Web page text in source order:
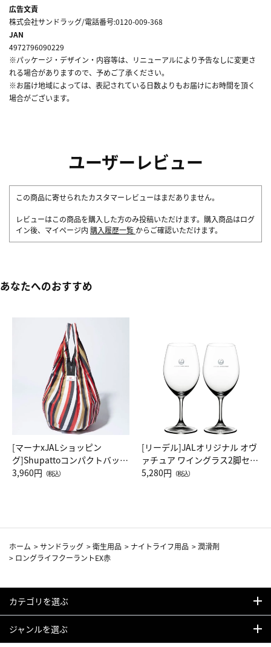
広告文責
株式会社サンドラッグ/電話番号:0120-009-368
JAN
4972796090229
※パッケージ・デザイン・内容等は、リニューアルにより予告なしに変更さ
れる場合がありますので、予めご了承ください。
※お届け地域によっては、表記されている日数よりもお届けにお時間を頂く
場合がございます。
ユーザーレビュー
この商品に寄せられたカスタマーレビューはまだありません。
レビューはこの商品を購入した方のみ投稿いただけます。購入商品はログ
イン後、マイページ内 購入履歴一覧 からご確認いただけます。
あなたへのおすすめ
[マーナxJALショッピン
グ]Shupattoコンパクトバッグ
Drop JAL客室乗務員（LC）ス
3,960円 （税込）
[リーデル]JALオリジナル オヴ
ァチュア ワイングラス2脚セッ
ト（レッドワイン）
5,280円 （税込）
ホーム >サンドラッグ >衛生用品 > ナイトライフ用品 >潤滑剤
> ロングライフクーラントEX赤
カテゴリを選ぶ
ジャンルを選ぶ